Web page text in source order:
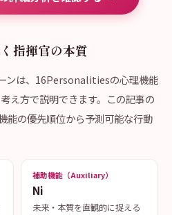
指揮官の本質
ンは、16Personalitiesの心理機能
え方で説明できます。この記事の
能の優先順位から予測可能な行動
補助機能（Auxiliary）
Ni
未来・本質を直観的に捉える